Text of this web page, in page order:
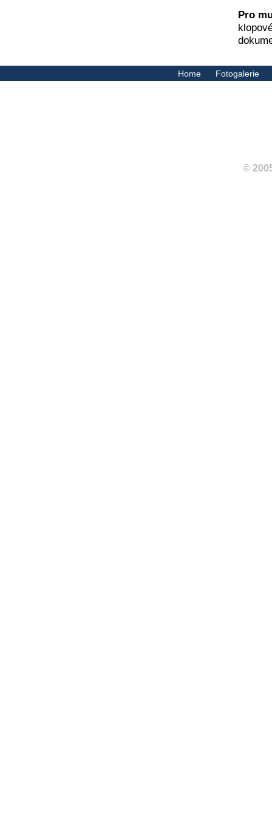
Pro
Home Fotogalerie
©